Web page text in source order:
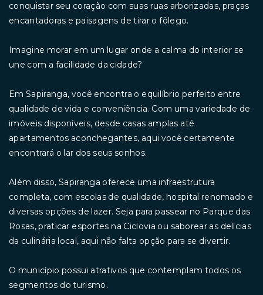
conquistar seu coração com suas ruas arborizadas, praças
encantadoras e paisagens de tirar o fôlego.
Imagine morar em um lugar onde a calma do interior se
une com a facilidade da cidade?
Em Sapiranga, você encontra o equilíbrio perfeito entre
qualidade de vida e conveniência. Com uma variedade de
imóveis disponíveis, desde casas amplas até
apartamentos aconchegantes, aqui você certamente
encontrará o lar dos seus sonhos.
Além disso, Sapiranga oferece uma infraestrutura
completa, com escolas de qualidade, hospital renomado e
diversas opções de lazer. Seja para passear no Parque das
Rosas, praticar esportes na Ciclovia ou saborear as delícias
da culinária local, aqui não falta opção para se divertir.
O município possui atrativos que contemplam todos os
segmentos do turismo.